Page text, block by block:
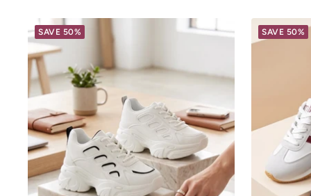
SAVE 50% SAVE 50%